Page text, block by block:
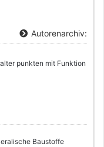
Autorenarchiv:
punkten mit Funktion
Baustoffe